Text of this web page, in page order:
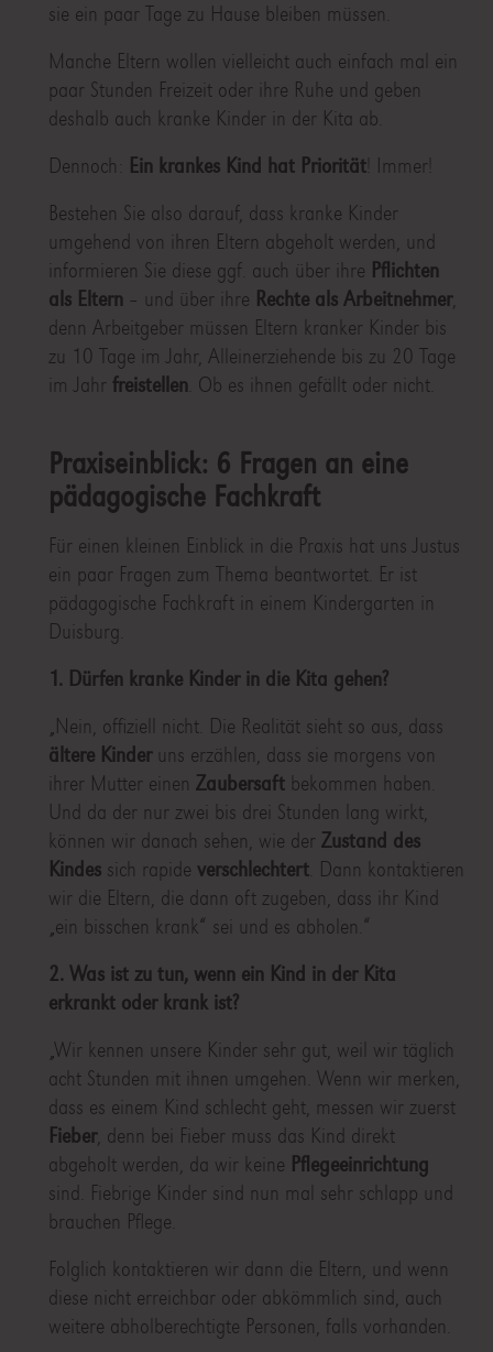
sie ein paar Tage zu Hause bleiben müssen.
Manche Eltern wollen vielleicht auch einfach mal ein
paar Stunden Freizeit oder ihre Ruhe und geben
deshalb auch kranke Kinder in der Kita ab.
Dennoch:
Ein krankes Kind hat Priorität! Immer!
Bestehen Sie also darauf, dass kranke Kinder
umgehend von ihren Eltern abgeholt werden, und
informieren Sie diese ggf. auch über ihre Pflichten
als Eltern – und über ihre Rechte als Arbeitnehmer,
denn Arbeitgeber müssen Eltern kranker Kinder bis
zu 10 Tage im Jahr, Alleinerziehende bis zu 20 Tage
im Jahr freistellen . Ob es ihnen gefällt oder nicht.
Praxiseinblick: 6 Fragen an eine
pädagogische Fachkraft
Für einen kleinen Einblick in die Praxis hat uns Justus
ein paar Fragen zum Thema beantwortet. Er ist
pädagogische Fachkraft in einem Kindergarten in
Duisburg.
1. Dürfen kranke Kinder in die Kita gehen?
„Nein, offiziell nicht. Die Realität sieht so aus, dass
ältere Kinderuns erzählen, dass sie morgens von
ihrer Mutter einen Zaubersaftbekommen haben.
Und da der nur zwei bis drei Stunden lang wirkt,
können wir danach sehen, wie der Zustand des
Kindessich rapide verschlechtert. Dann kontaktieren
wir die Eltern, die dann oft zugeben, dass ihr Kind
„ein bisschen krank“ sei und es abholen.“
2. Was ist zu tun, wenn ein Kind in der Kita
erkrankt oder krank ist?
„Wir kennen unsere Kinder sehr gut, weil wir täglich
acht Stunden mit ihnen umgehen. Wenn wir merken,
dass es einem Kind schlecht geht, messen wir zuerst
Fieber, denn bei Fieber muss das Kind direkt
abgeholt werden, da wir keine Pflegeeinrichtung
sind. Fiebrige Kinder sind nun mal sehr schlapp und
brauchen Pflege.
Folglich kontaktieren wir dann die Eltern, und wenn
diese nicht erreichbar oder abkömmlich sind, auch
weitere abholberechtigte Personen, falls vorhanden.